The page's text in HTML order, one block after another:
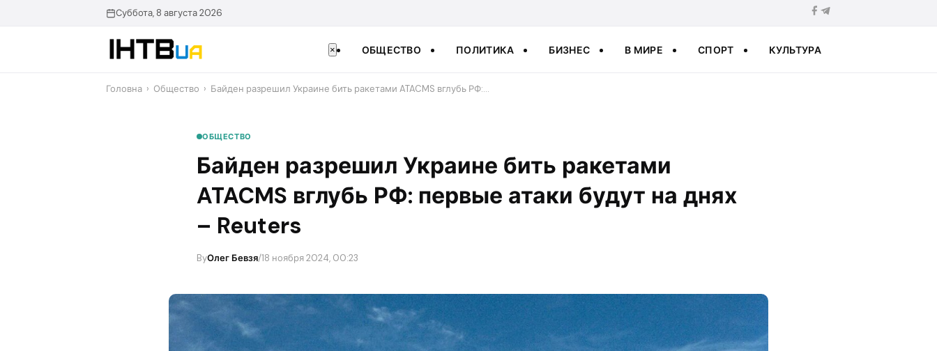
Суббота, 8 августа 2026
× ОБЩЕСТВО ПОЛИТИКА БИЗНЕС В МИРЕ СПОРТ КУЛЬТУРА
Головна › Общество › Байден разрешил Украине бить ракетами ATACMS вглубь РФ:…
ОБЩЕСТВО
Байден разрешил Украине бить ракетами
ATACMS вглубь РФ: первые атаки будут на днях
– Reuters
ByОлег Бевзя/18 ноября 2024, 00:23